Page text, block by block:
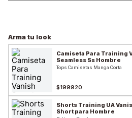
Arma tu look
Camiseta Para Training
Seamless Ss Hombre
Tops Camisetas Manga Corta
$199920
Shorts Training UA
Short para Hombre